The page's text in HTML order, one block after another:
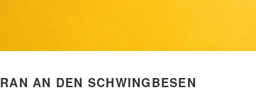
RAN AN DEN SCHWINGBESEN